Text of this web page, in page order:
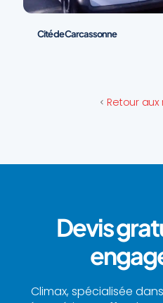
Cité de Carcassonne
Retour
Devis
Climax, spécialisée